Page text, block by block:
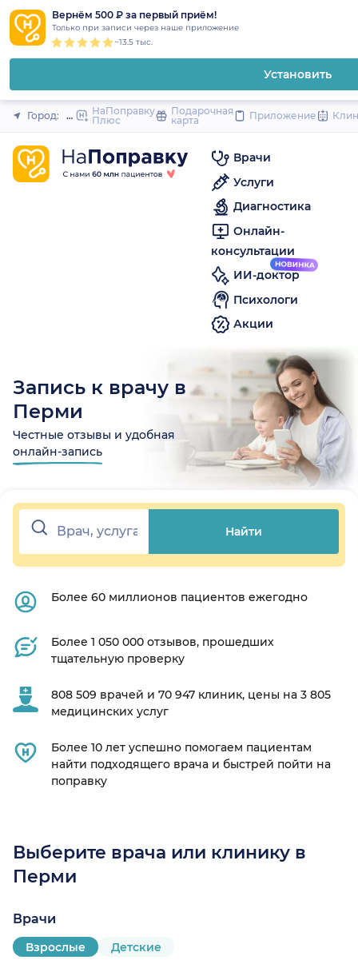
Вернём 500 ₽ за первый приём!
Только при записи через наше приложение
~13.5 тыс.
Установить
Закрыть
Город: ПермьНаПоправку
Плюс
Подарочная
карта
Приложение
Врачи
Услуги
Диагностика
Онлайн-
консультации
ИИ-доктор
Психологи
Акции
Запись к врачу в
Перми
Честные отзывы и удобная
онлайн-запись
Найти
Более 60 миллионов пациентов ежегодно
Более 1 050 000 отзывов, прошедших
тщательную проверку
808 509 врачей и 70 947 клиник, цены на 3 805
медицинских услуг
Более 10 лет успешно помогаем пациентам
найти подходящего врача и быстрей пойти на
поправку
Выберите врача или клинику в
Перми
Врачи
Взрослые Детские